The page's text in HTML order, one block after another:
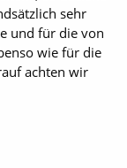
sehr
und für die von
wie für die
achten wir